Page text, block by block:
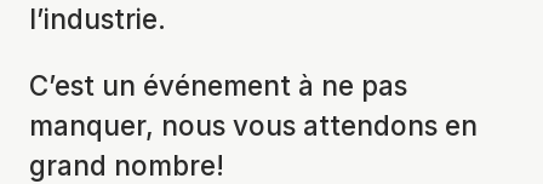
l’industrie.
C’est un événement à ne pas
manquer, nous vous attendons en
grand nombre!